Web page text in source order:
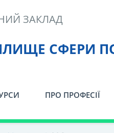
СФЕРИ
ЗАКЛАД
ПРО ПРОФЕСІЇ